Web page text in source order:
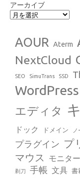
アーカイブ
AOUR Aterm
NextCloud
SEO SimuTrans SSD
WordPress
エディタ
ドック
ドメイン ノ
プラグイン プ
マウス モニター
剃刀 手帳 文具 書